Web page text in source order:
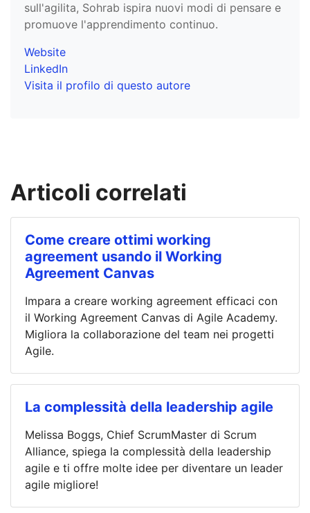
sull'agilita, Sohrab ispira nuovi modi di pensare e
promuove l'apprendimento continuo.
Website
LinkedIn
Visita il profilo di questo autore
Articoli correlati
Come creare ottimi working
agreement usando il Working
Agreement Canvas
Impara a creare working agreement efficaci con
il Working Agreement Canvas di Agile Academy.
Migliora la collaborazione del team nei progetti
Agile.
La complessità della leadership agile
Melissa Boggs, Chief ScrumMaster di Scrum
Alliance, spiega la complessità della leadership
agile e ti offre molte idee per diventare un leader
agile migliore!